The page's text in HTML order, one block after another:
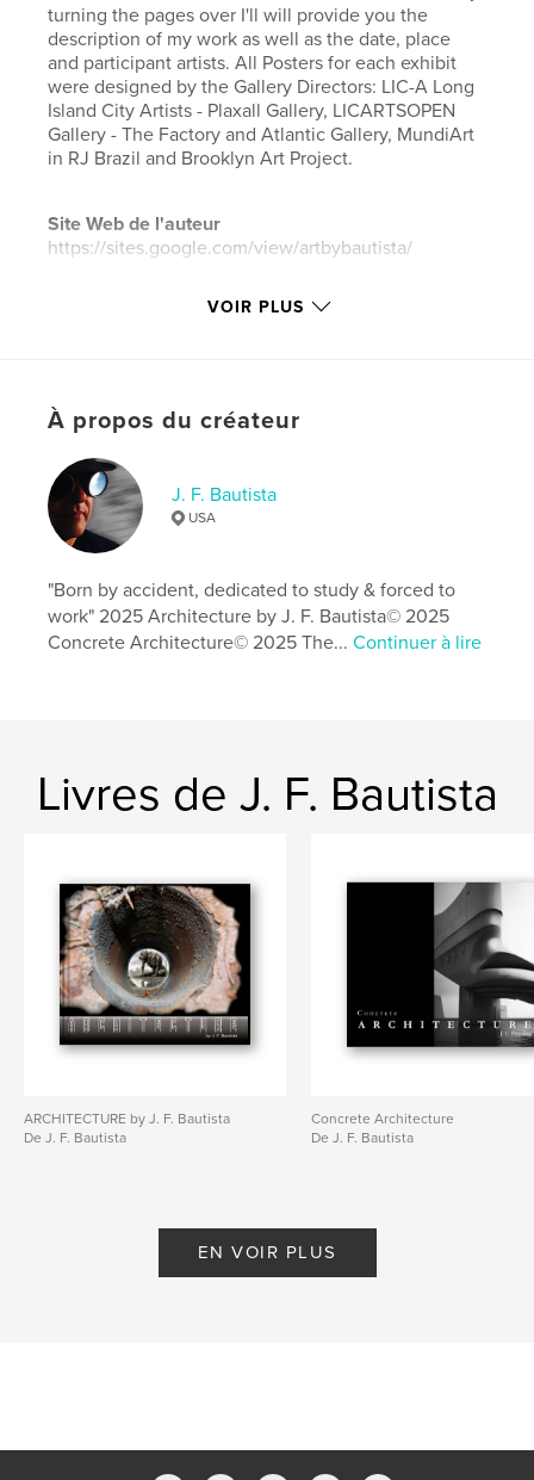
turning the pages over I'll will provide you the
description of my work as well as the date, place
and participant artists. All Posters for each exhibit
were designed by the Gallery Directors: LIC-A Long
Island City Artists - Plaxall Gallery, LICARTSOPEN
Gallery - The Factory and Atlantic Gallery, MundiArt
in RJ Brazil and Brooklyn Art Project.
Site Web de l'auteur
https://sites.google.com/view/artbybautista/
Caractéristiques et détails
arts
Format choisi:
# de pages:
Date de publication:
LangueEnglish
Mots-clés
timeline , plaxall , licartists , performers
VOIR PLUS
À propos du créateur
J. F. Bautista
USA
"Born by accident, dedicated to study & forced to
work" 2025 Architecture by J. F. Bautista© 2025
Concrete Architecture© 2025 The...Continuer à lire
Livres de J. F. Bautista
ARCHITECTURE by J. F. Bautista
De J. F. Bautista
Concrete Architecture
De J. F. Bautista
EN VOIR PLUS